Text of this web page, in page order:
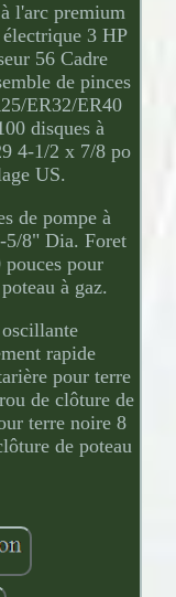
l'arc premium
3 HP
56 Cadre
de pinces
ER32/ER40
disques à
4-1/2 x 7/8 po
US.
de pompe à
5/8" Dia. Foret
pour
à gaz.
rapide
pour terre
de clôture de
terre noire 8
de poteau